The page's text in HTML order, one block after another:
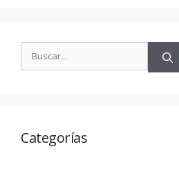
Categorías